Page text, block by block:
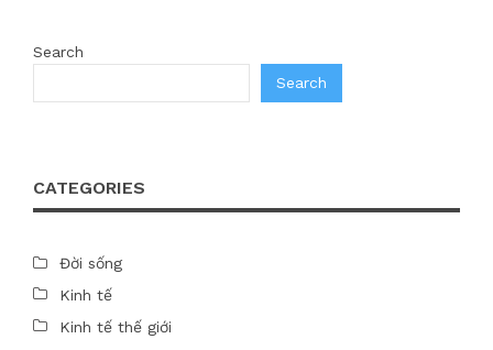
Search
Search
CATEGORIES
Đời sống
Kinh tế
Kinh tế thế giới